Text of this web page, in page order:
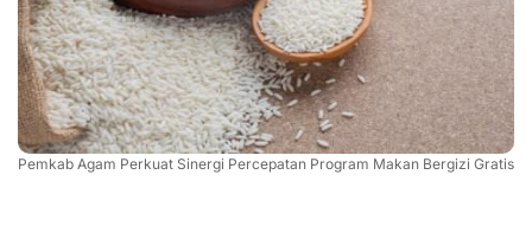
Pemkab Agam Perkuat Sinergi Percepatan Program Makan Bergizi Gratis